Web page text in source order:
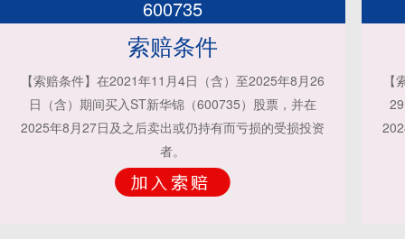
600735
索赔条件
【索赔条件】在2021年11月4日（含）至2025年8月26
日（含）期间买入ST新华锦（600735）股票，并在
2025年8月27日及之后卖出或仍持有而亏损的受损投资
者。